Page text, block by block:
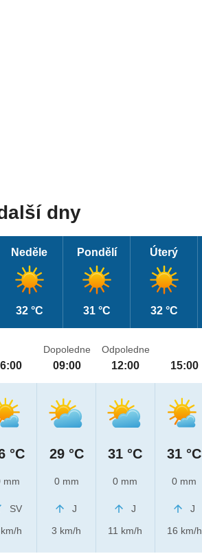
dny
Neděle
32 °C
Pondělí
31 °C
Úterý
32 °C
°C
mm
SV
h
Dopoledne
09:00
29 °C
0 mm
J
3 km/h
Odpoledne
12:00
31 °C
0 mm
J
11 km/h
15:00
31 °C
0 mm
J
16 km/h